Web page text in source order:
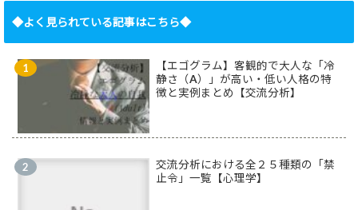
◆よく見られている記事はこちら◆
【エゴグラム】客観的で大人な「冷
静さ（A）」が高い・低い人格の特
徴と実例まとめ【交流分析】
交流分析における全２５種類の「禁
止令」一覧【心理学】